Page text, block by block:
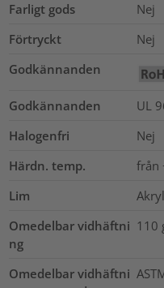
Farligt gods
Nej
Förtryckt
Nej
Godkännanden
Godkännanden
UL
Halogenfri
Nej
Härdn. temp.
från
Lim
Akryl
Omedelbar vidhäftni
ng
110
Omedelbar vidhäftni